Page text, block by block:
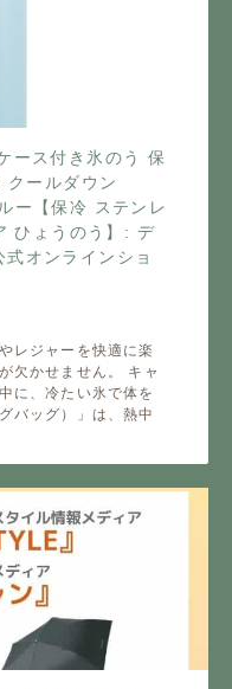
ース付き氷のう 保
ールダウン
ー【保冷 ステンレ
ひょうのう】: デ
オンラインショ
レジャーを快適に楽
欠かせません。 キャ
に、冷たい氷で体を
バッグ）」は、熱中